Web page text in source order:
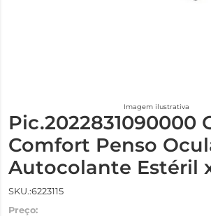
Imagem ilustrativa
Pic.2022831090000
Comfort Penso
Autocolante Estéril
SKU.:6223115
Preço: